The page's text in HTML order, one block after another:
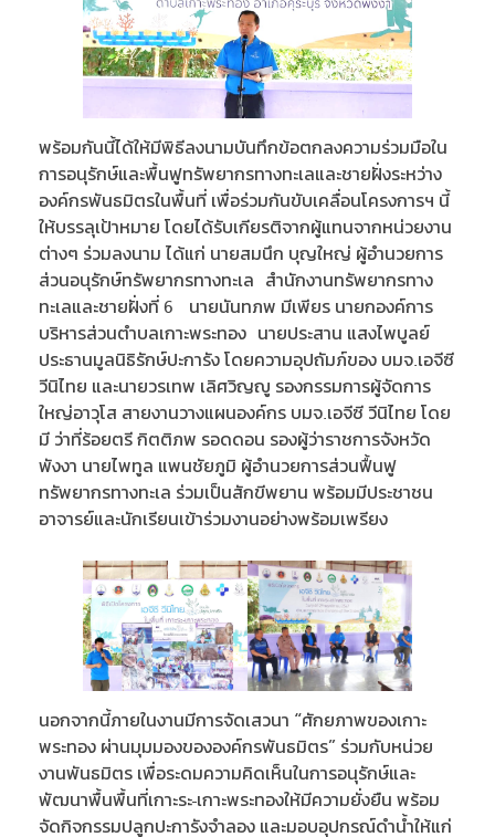
พร้อมกันนี้ได้ให้มีพิธีลงนามบันทึกข้อตกลงความร่วมมือใน
การอนุรักษ์และพื้นฟูทรัพยากรทางทะเลและชายฝั่งระหว่าง
องค์กรพันธมิตรในพื้นที่ เพื่อร่วมกันขับเคลื่อนโครงการฯ นี้
ให้บรรลุเป้าหมาย โดยได้รับเกียรติจากผู้แทนจากหน่วยงาน
ต่างๆ ร่วมลงนาม ได้แก่ นายสมนึก บุญใหญ่ ผู้อำนวยการ
ส่วนอนุรักษ์ทรัพยากรทางทะเล​ สำนักงานทรัพยากรทาง
ทะเลและชายฝั่งที่ 6 นายนันทภพ มีเพียร นายกองค์การ
บริหารส่วนตำบลเกาะพระทอง นายประสาน แสงไพบูลย์
ประธานมูลนิธิรักษ์ปะการัง โดยความอุปถัมภ์ของ บมจ.เอจีซี
วีนิไทย และนายวรเทพ เลิศวิญญู รองกรรมการผู้จัดการ
ใหญ่อาวุโส สายงานวางแผนองค์กร บมจ.เอจีซี วีนิไทย โดย
มี ว่าที่ร้อยตรี กิตติภพ รอดดอน รองผู้ว่าราชการจังหวัด
พังงา นายไพทูล แพนชัยภูมิ ผู้อำนวยการส่วนฟื้นฟู
ทรัพยากรทางทะเล ร่วมเป็นสักขีพยาน พร้อมมีประชาชน
อาจารย์และนักเรียนเข้าร่วมงานอย่างพร้อมเพรียง
นอกจากนี้ภายในงานมีการจัดเสวนา “ศักยภาพของเกาะ
พระทอง ผ่านมุมมองขององค์กรพันธมิตร” ร่วมกับหน่วย
งานพันธมิตร เพื่อระดมความคิดเห็นในการอนุรักษ์และ
พัฒนาพื้นพื้นที่เกาะระ-เกาะพระทองให้มีความยั่งยืน พร้อม
จัดกิจกรรมปลูกปะการังจำลอง และมอบอุปกรณ์ดำน้ำให้แก่